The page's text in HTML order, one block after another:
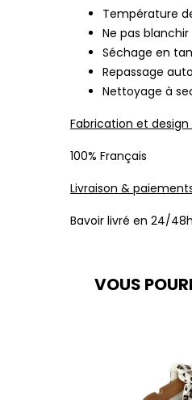
Température
Ne pas blanchir
Séchage en
Repassage
Nettoyage à
Fabrication et design
100% Français
Livraison &
Bavoir livré en 24/
VOUS